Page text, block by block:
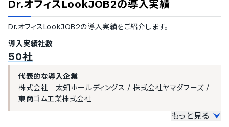
有給休暇などの休暇管理機能
有給休暇の自動付与機能
有休残日数の確認機能
休暇失効前の通知機能
LINEでの有休残日数確認機能
働き方改革関連法対応
Dr.オフィスLookJOB2の導入実績
Dr.オフィスLookJOB2の導入実績をご紹介します。
導入実績社数
50社
代表的な導入企業
株式会社 太知ホールディングス /株式会社ヤマダフーズ/
東商ゴム工業株式会社
もっと見る